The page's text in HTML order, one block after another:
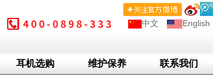
中文 English
耳机选购 维护保养 联系我们